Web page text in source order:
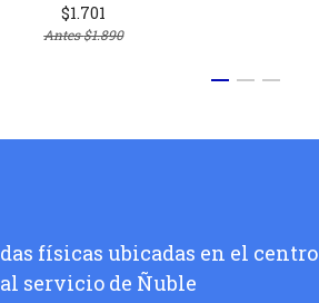
$1.701
Antes$1.890
físicas ubicadas en el centro
servicio de Ñuble